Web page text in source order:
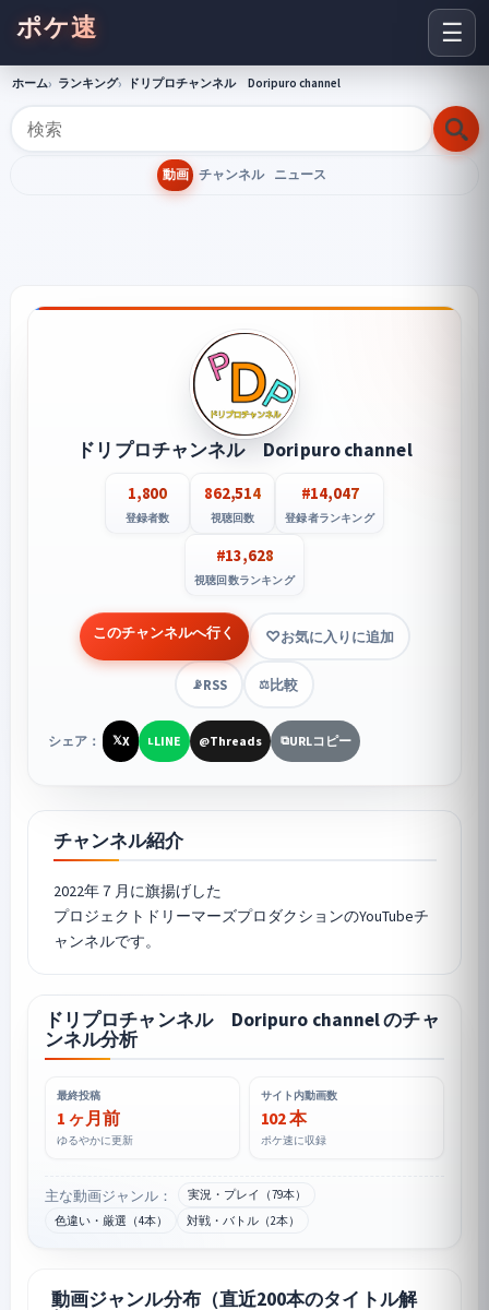
☰
ポケ速
ホーム ランキング ドリプロチャンネル Doripuro channel
動画 チャンネル ニュース
ドリプロチャンネル Doripuro channel
1,800
登録者数
862,514
視聴回数
#14,047
登録者ランキング
#13,628
視聴回数ランキング
このチャンネルへ行く お気に入りに追加
📡RSS ⚖️比較
シェア： 𝕏X LLINE @Threads ⧉URLコピー
チャンネル紹介
2022年７月に旗揚げした
プロジェクトドリーマーズプロダクションのYouTubeチ
ャンネルです。
ドリプロチャンネル Doripuro channel のチャ
ンネル分析
最終投稿
1 ヶ月前
ゆるやかに更新
サイト内動画数
102 本
ポケ速に収録
主な動画ジャンル：
実況・プレイ（79本）
色違い・厳選（4本）
対戦・バトル（2本）
動画ジャンル分布（直近200本のタイトル解